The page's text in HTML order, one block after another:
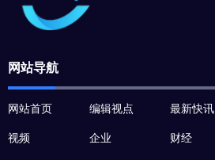
网站导航
网站首页 编辑视点 最新快讯
视频 企业 财经